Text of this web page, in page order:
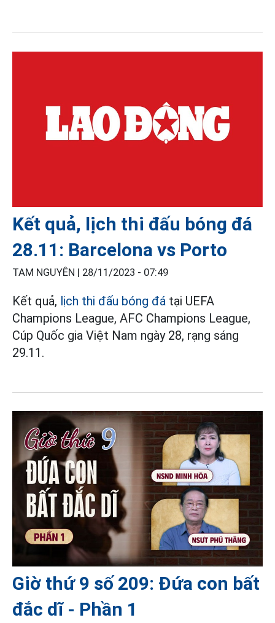
Kết quả, lịch thi đấu bóng đá
28.11: Barcelona vs Porto
TAM NGUYÊN | 28/11/2023 - 07:49
Kết quả, lịch thi đấu bóng đá tại UEFA
Champions League, AFC Champions League,
Cúp Quốc gia Việt Nam ngày 28, rạng sáng
29.11.
Giờ thứ 9 số 209: Đứa con bất
đắc dĩ - Phần 1